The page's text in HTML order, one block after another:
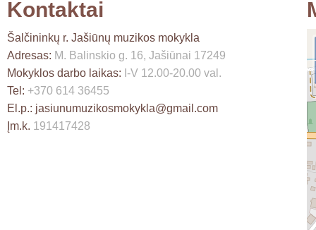
Kontaktai
Šalčininkų r. Jašiūnų muzikos mokykla
Adresas: M. Balinskio g. 16, Jašiūnai 17249
Mokyklos darbo laikas: I-V 12.00-20.00 val.
Tel: +370 614 36455
El.p.: jasiunumuzikosmokykla@gmail.com
Įm.k. 191417428